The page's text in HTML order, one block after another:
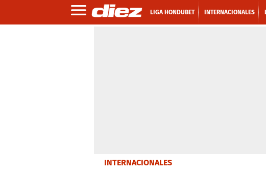
LIGA HONDUBET INTERNACIONALES
INTERNACIONALES